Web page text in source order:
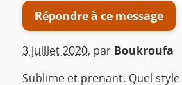
Répondre à ce message
3 juillet 2020, par Boukroufa
Sublime et prenant. Quel